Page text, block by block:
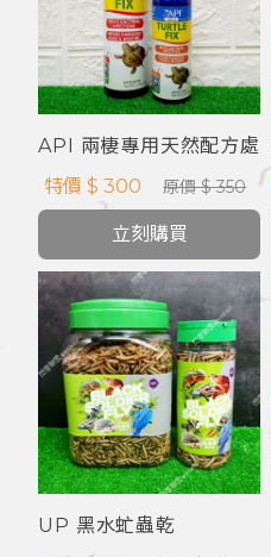
API 兩棲專用天然配方處
理劑
原價 $ 350
特價 $ 300
立刻購買
UP 黑水虻蟲乾